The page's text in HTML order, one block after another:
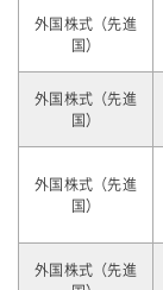
外国株式（先進
国）
外国株式（先進
国）
外国株式（先進
国）
外国株式（先進